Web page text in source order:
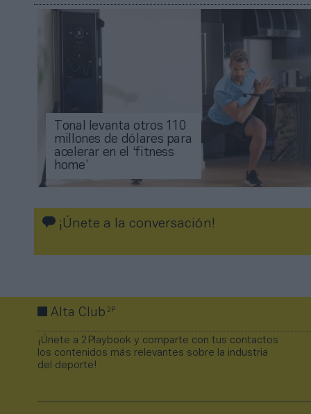
Tonal levanta otros 110
millones de dólares para
acelerar en el ‘fitness
home’
¡Únete a la conversación!
Alta Club2P
¡Únete a 2Playbook y comparte con tus contactos
los contenidos más relevantes sobre la industria
del deporte!